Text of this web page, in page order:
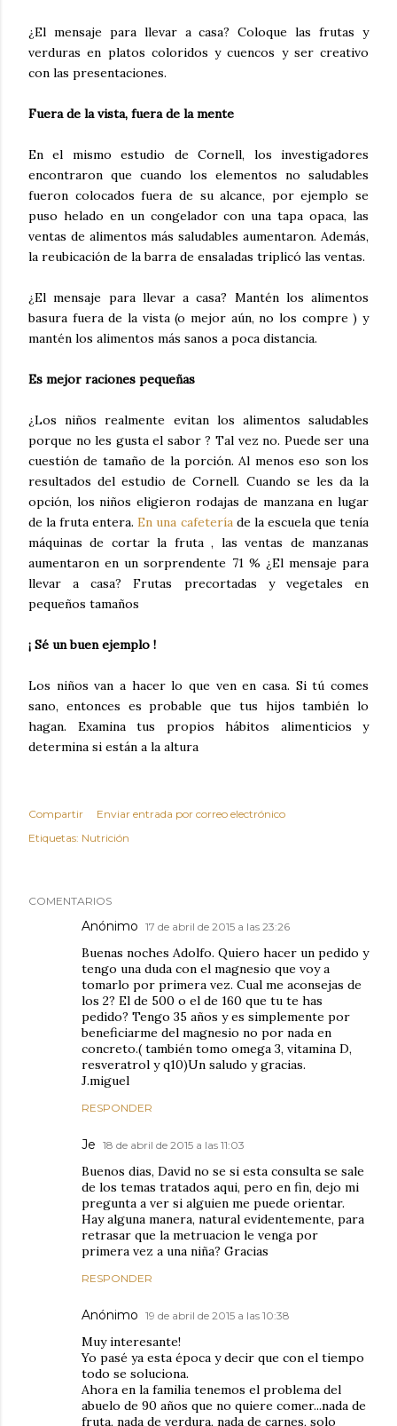
¿El mensaje para llevar a casa? Coloque las frutas y
verduras en platos coloridos y cuencos y ser creativo
con las presentaciones.
Fuera de la vista, fuera de la mente
En el mismo estudio de Cornell, los investigadores
encontraron que cuando los elementos no saludables
fueron colocados fuera de su alcance, por ejemplo se
puso helado en un congelador con una tapa opaca, las
ventas de alimentos más saludables aumentaron. Además,
la reubicación de la barra de ensaladas triplicó las ventas.
¿El mensaje para llevar a casa? Mantén los alimentos
basura fuera de la vista (o mejor aún, no los compre ) y
mantén los alimentos más sanos a poca distancia.
Es mejor raciones pequeñas
¿Los niños realmente evitan los alimentos saludables
porque no les gusta el sabor ? Tal vez no. Puede ser una
cuestión de tamaño de la porción. Al menos eso son los
resultados del estudio de Cornell. Cuando se les da la
opción, los niños eligieron rodajas de manzana en lugar
de la fruta entera.En una cafeteríade la escuela que tenía
máquinas de cortar la fruta , las ventas de manzanas
aumentaron en un sorprendente 71 % ¿El mensaje para
llevar a casa? Frutas precortadas y vegetales en
pequeños tamaños
¡ Sé un buen ejemplo !
Los niños van a hacer lo que ven en casa. Si tú comes
sano, entonces es probable que tus hijos también lo
hagan. Examina tus propios hábitos alimenticios y
determina si están a la altura
Compartir
Enviar entrada por correo electrónico
Etiquetas: Nutrición
COMENTARIOS
Anónimo 17 de abril de 2015 a las 23:26
Buenas noches Adolfo. Quiero hacer un pedido y
tengo una duda con el magnesio que voy a
tomarlo por primera vez. Cual me aconsejas de
los 2? El de 500 o el de 160 que tu te has
pedido? Tengo 35 años y es simplemente por
beneficiarme del magnesio no por nada en
concreto.( también tomo omega 3, vitamina D,
resveratrol y q10)Un saludo y gracias.
J.miguel
RESPONDER
Je 18 de abril de 2015 a las 11:03
Buenos dias, David no se si esta consulta se sale
de los temas tratados aqui, pero en fin, dejo mi
pregunta a ver si alguien me puede orientar.
Hay alguna manera, natural evidentemente, para
retrasar que la metruacion le venga por
primera vez a una niña? Gracias
RESPONDER
Anónimo 19 de abril de 2015 a las 10:38
Muy interesante!
Yo pasé ya esta época y decir que con el tiempo
todo se soluciona.
Ahora en la familia tenemos el problema del
abuelo de 90 años que no quiere comer...nada de
fruta, nada de verdura, nada de carnes, solo